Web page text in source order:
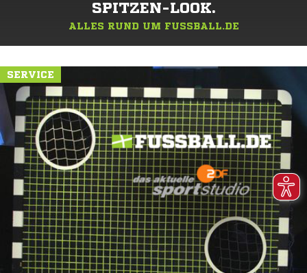
SPITZEN-LOOK.
ALLES RUND UM FUSSBALL.DE
SERVICE